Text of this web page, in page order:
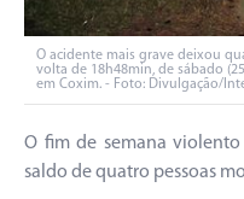
O acidente mais grave deixou
volta de 18h48min, de sábado
em Coxim. - Foto: Divulgação/
O fim de semana
saldo de quatro pessoas